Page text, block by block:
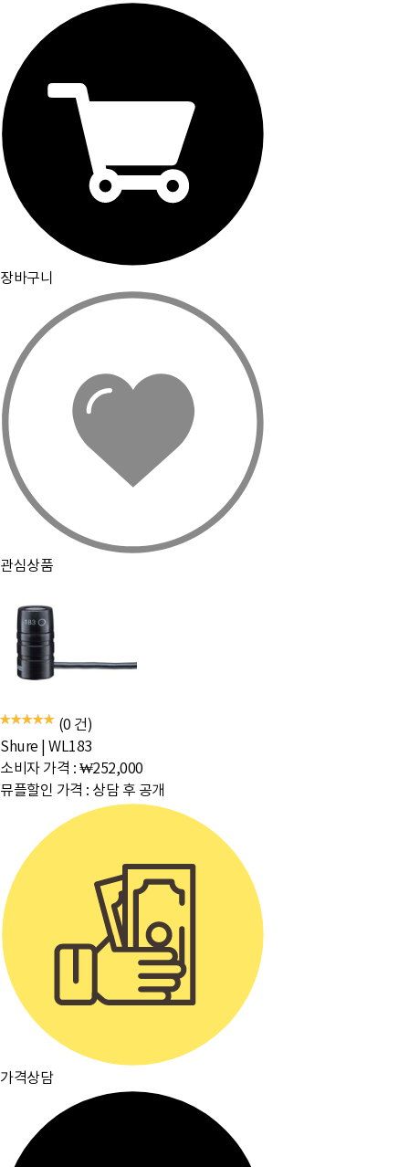
장바구니
관심상품
(0 건)
Shure
WL183
소비자 가격 : ₩252,000
뮤플할인 가격 : 상담 후 공개
가격상담